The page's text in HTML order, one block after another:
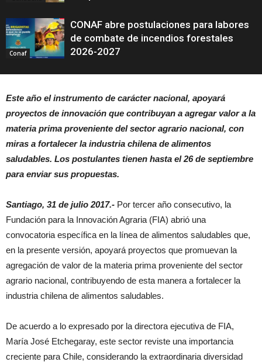
Conaf
CONAF abre postulaciones para labores
de combate de incendios forestales
2026-2027
Este año el instrumento de carácter nacional, apoyará
proyectos de innovación que contribuyan a agregar valor a la
materia prima proveniente del sector agrario nacional, con
miras a fortalecer la industria chilena de alimentos
saludables. Los postulantes tienen hasta el 26 de septiembre
para enviar sus propuestas.
Santiago, 31 de julio 2017.- Por tercer año consecutivo, la
Fundación para la Innovación Agraria (FIA) abrió una
convocatoria específica en la línea de alimentos saludables que,
en la presente versión, apoyará proyectos que promuevan la
agregación de valor de la materia prima proveniente del sector
agrario nacional, contribuyendo de esta manera a fortalecer la
industria chilena de alimentos saludables.
De acuerdo a lo expresado por la directora ejecutiva de FIA,
María José Etchegaray, este sector reviste una importancia
creciente para Chile, considerando la extraordinaria diversidad